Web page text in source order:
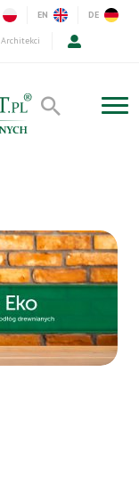
Architekci
EN DE